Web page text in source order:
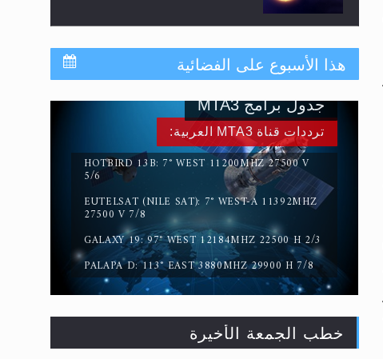
حقيقة المسيح الدجال
القرآن قاضٍ وحكمٌ على السنة
ومهيمنٌ عليها.. ليس العكس
هذا الأسبوع على الفضائية
ترددات قناة MTA3 العربية:
HOTBIRD 13B: 7° WEST 11200MHZ 27500 V
5/6
EUTELSAT (NILE SAT): 7° WEST-A 11392MHZ
27500 V 7/8
GALAXY 19: 97° WEST 12184MHZ 22500 H 2/3
PALAPA D: 113° EAST 3880MHZ 29900 H 7/8
جدول برامج MTA3
خطب الجمعة الأخيرة